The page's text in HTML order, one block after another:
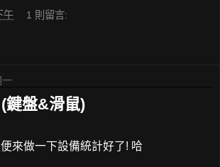
午 1 則留言:
一
鍵盤&滑鼠)
來做一下設備統計好了! 哈